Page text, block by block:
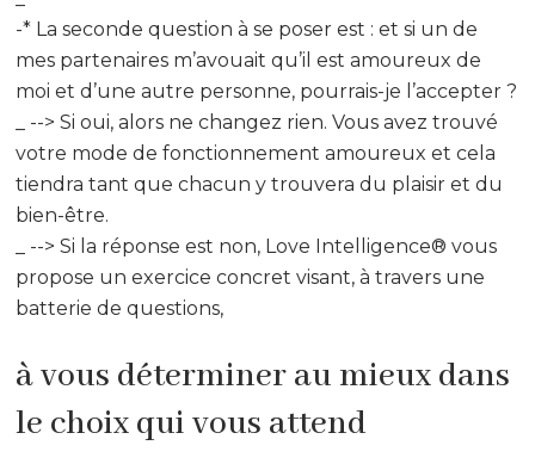
-* La seconde question à se poser est : et si un de
mes partenaires m’avouait qu’il est amoureux de
moi et d’une autre personne, pourrais-je l’accepter ?
_ --> Si oui, alors ne changez rien. Vous avez trouvé
votre mode de fonctionnement amoureux et cela
tiendra tant que chacun y trouvera du plaisir et du
bien-être.
_ --> Si la réponse est non, Love Intelligence® vous
propose un exercice concret visant, à travers une
batterie de questions,
à vous déterminer au mieux dans
le choix qui vous attend